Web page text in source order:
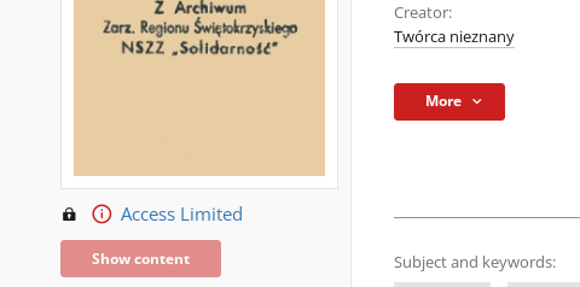
Access Limited
Show content
Creator:
Twórca nieznany
More
Subject and keywords: